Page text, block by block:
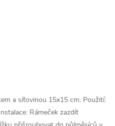
a síťovinou 15x15 cm. Použití:
Rámeček zazdít